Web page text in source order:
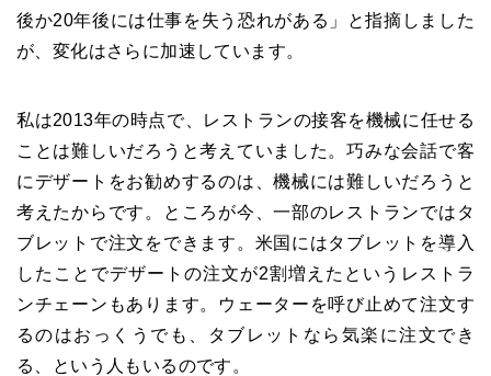
後か20年後には仕事を失う恐れがある」と指摘しました
が、変化はさらに加速しています。
私は2013年の時点で、レストランの接客を機械に任せる
ことは難しいだろうと考えていました。巧みな会話で客
にデザートをお勧めするのは、機械には難しいだろうと
考えたからです。ところが今、一部のレストランではタ
ブレットで注文をできます。米国にはタブレットを導入
したことでデザートの注文が2割増えたというレストラ
ンチェーンもあります。ウェーターを呼び止めて注文す
るのはおっくうでも、タブレットなら気楽に注文でき
る、という人もいるのです。